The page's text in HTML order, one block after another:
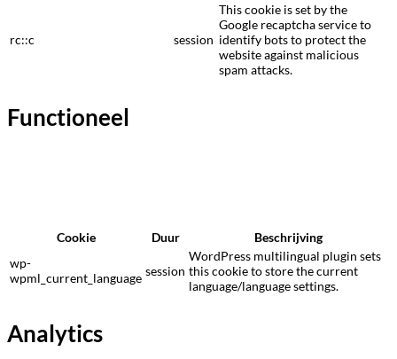
rc::c session
This cookie is set by the
Google recaptcha service to
identify bots to protect the
website against malicious
spam attacks.
Functioneel
Cookie Duur
Beschrijving
wp-
wpml_current_language session
WordPress multilingual plugin sets
this cookie to store the current
language/language settings.
Analytics